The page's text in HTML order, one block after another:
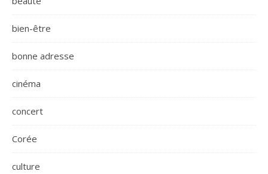
bien-être
bonne adresse
cinéma
concert
Corée
culture